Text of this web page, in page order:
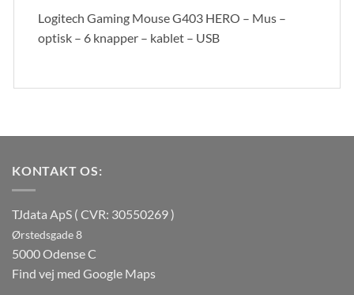
Logitech Gaming Mouse G403 HERO – Mus –
optisk – 6 knapper – kablet – USB
KONTAKT OS:
TJdata ApS ( CVR: 30550269 )
Ørstedsgade 8
5000 Odense C
Find vej med Google Maps